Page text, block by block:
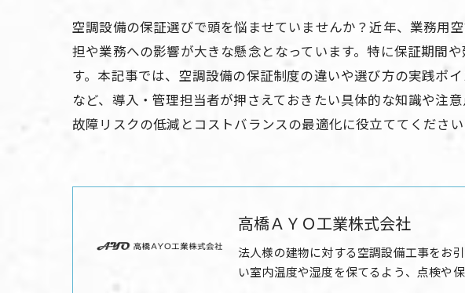
空調設備の保証選びで頭を悩ませていませんか？近年、業務用
担や業務への影響が大きな懸念となっています。特に保証期間
す。本記事では、空調設備の保証制度の違いや選び方の実践ポ
など、導入・管理担当者が押さえておきたい具体的な知識や注
故障リスクの低減とコストバランスの最適化に役立ててください
高橋ＡＹＯ工業株式会社
法人様の建物に対する空調設備工事をお
い室内温度や湿度を保てるよう、点検や